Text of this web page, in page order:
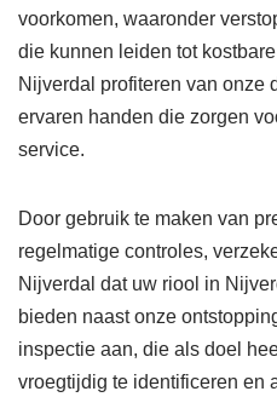
voorkomen, waaronder
die kunnen leiden tot
Nijverdal profiteren van onze
ervaren handen die zorgen
service.
Door gebruik te maken van
regelmatige controles,
Nijverdal dat uw riool in
bieden naast onze
inspectie aan, die als doel
vroegtijdig te identificeren en